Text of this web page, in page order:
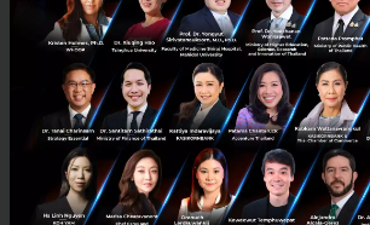
นายอนุทิน ชาญวีรกูล นายกรัฐมนตรีและรัฐมนตรี
มหาดไทย กล่าวปาฐกถาพิเศษในหัวข้อ “ฝ่าวิกฤติ
ใหม่” ในงาน The INTANIA Forum...
สิงหาคม 6, 2026| By Techsauce Team
0
ประเทศไทย เศรษฐกิจไทย